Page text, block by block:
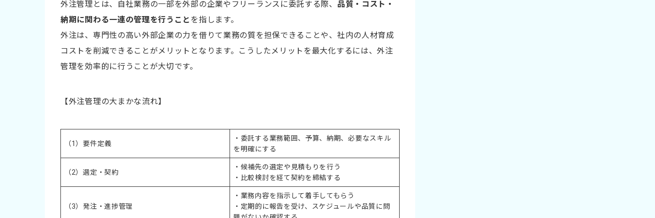
外注管理システムを導入する
外注管理を成功させるポイント
明確な要件定義と目標設定を行う
進捗状況を一元管理できる
情報共有がスムーズになる
属人化を解消しリスクを減らせる
外注管理とは、自社業務の一部を外部の企業やフリーランスに委託する際、 品質・コスト・
納期に関わる一連の管理を行うこと を指します。
外注は、専門性の高い外部企業の力を借りて業務の質を担保できることや、社内の人材育成
コストを削減できることがメリットとなります。こうしたメリットを最大化するには、外注
管理を効率的に行うことが大切です。
【外注管理の大まかな流れ】
（1）要件定義
・委託する業務範囲、予算、納期、必要なスキル
を明確にする
（2）選定・契約
・候補先の選定や見積もりを行う
・比較検討を経て契約を締結する
（3）発注・進捗管理
・業務内容を指示して着手してもらう
・定期的に報告を受け、スケジュールや品質に問